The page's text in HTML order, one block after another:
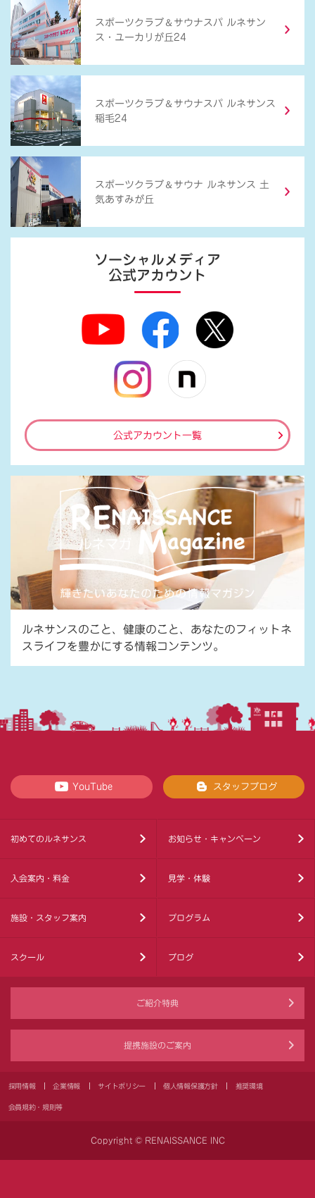
スポーツクラブ ＆ サウナスパ ルネサン
ス・ユーカリが丘24
スポーツクラブ ＆ サウナスパ ルネサンス
稲毛24
スポーツクラブ ＆ サウナ ルネサンス 土
気あすみが丘
ソーシャルメディア
公式アカウント
公式アカウント一覧
ルネサンスのこと、健康のこと、あなたのフィットネ
スライフを豊かにする情報コンテンツ。
YouTube スタッフブログ
初めてのルネサンス お知らせ・キャンペーン
入会案内・料金 見学・体験
施設・スタッフ案内 プログラム
スクール ブログ
ご紹介特典
提携施設のご案内
採用情報 企業情報 サイトポリシー 個人情報保護方針 推奨環境
会員規約・規則等
Copyright © RENAISSANCE INC